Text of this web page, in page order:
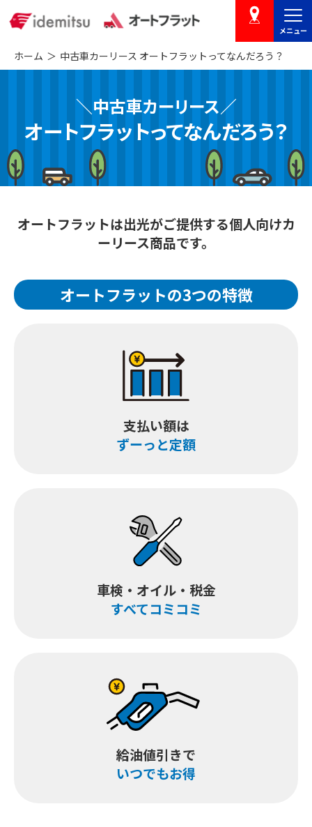
店舗を探す
メニュー
ホーム 中古車カーリース オートフラットってなんだろう？
＼中古車カーリース／
オートフラットってなんだろう？
オートフラットは出光がご提供する個人向けカ
ーリース商品です。
オートフラットの3つの特徴
支払い額は
ずーっと定額
車検・オイル・税金
すべてコミコミ
給油値引きで
いつでもお得